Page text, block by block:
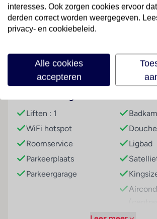
Kamers
Voor een aangename luchtcirculatie in
zorgt airconditioning. De kamers
kunnen worden aangevraagd. Een
met satelliet-/kabelontvangst en Wi-Fi
ronden het serviceaanbod af. Tot het
Als oZwembadzichtallend extraatje
gasten cosmetische producten.
2004 - 2026. Multilingual, powered by
www.giata.com for client nof 125551
Lees meer
Faciliteiten
Liften : 1
WiFi hotspot
Roomservice
Parkeerplaats
Parkeergarage
Douche
Ligbad
interesses. Ook zorgen cookies ervoor
derden correct worden weergegeven.
privacy- en cookiebeleid.
Alle cookies
accepteren